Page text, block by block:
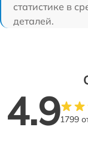
статистике в
деталей.
4.91799